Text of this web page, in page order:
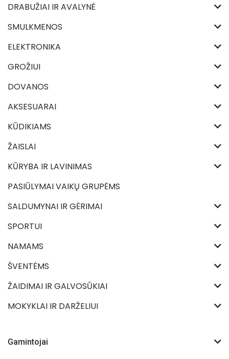
DRABUŽIAI IR AVALYNĖ
SMULKMENOS
ELEKTRONIKA
GROŽIUI
DOVANOS
AKSESUARAI
KŪDIKIAMS
ŽAISLAI
KŪRYBA IR LAVINIMAS
PASIŪLYMAI VAIKŲ GRUPĖMS
SALDUMYNAI IR GĖRIMAI
SPORTUI
NAMAMS
ŠVENTĖMS
ŽAIDIMAI IR GALVOSŪKIAI
MOKYKLAI IR DARŽELIUI
Gamintojai